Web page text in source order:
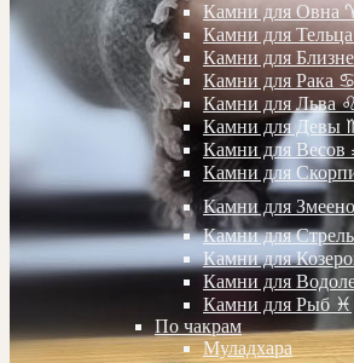
Камни для Овна
Камни для
Камни для
Камни для Рака ♋️
Камни для Льва
Камни для Девы
Камни для Весов
Камни для
Камни для
Камни для
Камни для
Камни для
Камни для Рыб ♓️
По чакрам
Муладхара